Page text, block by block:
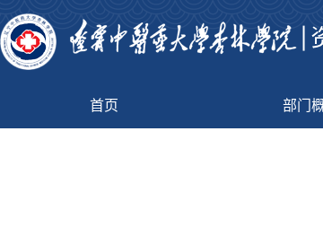
首页 部门